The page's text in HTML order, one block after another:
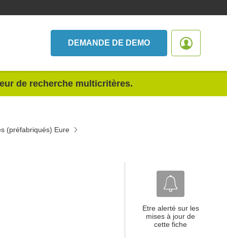
DEMANDE DE DEMO
de recherche multicritères.
(préfabriqués) Eure
Etre alerté sur les
mises à jour de
cette fiche